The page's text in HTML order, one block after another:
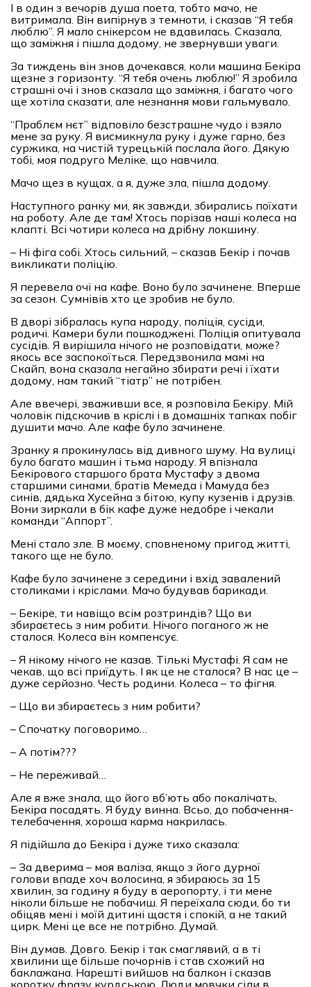
І в один з вечорів душа поета, тобто мачо, не
витримала. Він випірнув з темноти, і сказав “Я тебя
люблю”. Я мало снікерсом не вдавилась. Сказала,
що заміжня і пішла додому, не звернувши уваги.
За тиждень він знов дочекався, коли машина Бекіра
щезне з горизонту. “Я тебя очень люблю!” Я зробила
страшні очі і знов сказала що заміжня, і багато чого
ще хотіла сказати, але незнання мови гальмувало.
“Праблєм нєт” відповіло безстрашне чудо і взяло
мене за руку. Я висмикнула руку і дуже гарно, без
суржика, на чистій турецькій послала його. Дякую
тобі, моя подруго Меліке, що навчила.
Мачо щез в кущах, а я, дуже зла, пішла додому.
Наступного ранку ми, як завжди, збирались поїхати
на роботу. Але де там! Хтось порізав наші колеса на
клапті. Всі чотири колеса на дрібну локшину.
– Ні фіга собі. Хтось сильний, – сказав Бекір і почав
викликати поліцію.
Я перевела очі на кафе. Воно було зачинене. Вперше
за сезон. Сумнівів хто це зробив не було.
В дворі зібралась купа народу, поліція, сусіди,
родичі. Камери були пошкоджені. Поліція опитувала
сусідів. Я вирішила нічого не розповідати, може?
якось все заспокоїться. Передзвонила мамі на
Скайп, вона сказала негайно збирати речі і їхати
додому, нам такий “тіатр” не потрібен.
Але ввечері, зваживши все, я розповіла Бекіру. Мій
чоловік підскочив в кріслі і в домашніх тапках побіг
душити мачо. Але кафе було зачинене.
Зранку я прокинулась від дивного шуму. На вулиці
було багато машин і тьма народу. Я впізнала
Бекірового старшого брата Мустафу з двома
старшими синами, братів Мемеда і Мамуда без
синів, дядька Хусейна з бітою, купу кузенів і друзів.
Вони зиркали в бік кафе дуже недобре і чекали
команди “Аппорт”.
Мені стало зле. В моєму, сповненому пригод житті,
такого ще не було.
Кафе було зачинене з середини і вхід завалений
столиками і кріслами. Мачо будував барикади.
– Бекіре, ти навіщо всім розтриндів? Що ви
збираєтесь з ним робити. Нічого поганого ж не
сталося. Колеса він компенсує.
– Я нікому нічого не казав. Тількі Мустафі. Я сам не
чекав, що всі приїдуть. І як це не сталося? В нас це –
дуже серйозно. Честь родини. Колеса – то фігня.
– Що ви збираєтесь з ним робити?
– Спочатку поговоримо…
– А потім???
– Не переживай…
Але я вже знала, що його вб’ють або покалічать,
Бекіра посадять. Я буду винна. Всьо, до побачення-
телебачення, хороша карма накрилась.
Я підійшла до Бекіра і дуже тихо сказала:
– За дверима – моя валіза, якщо з його дурної
голови впаде хоч волосина, я збираюсь за 15
хвилин, за годину я буду в аеропорту, і ти мене
ніколи більше не побачиш. Я переїхала сюди, бо ти
обіцяв мені і моїй дитині щастя і спокій, а не такий
цирк. Мені це все не потрібно. Думай.
Він думав. Довго. Бекір і так смаглявий, а в ті
хвилини ще більше почорнів і став схожий на
баклажана. Нарешті вийшов на балкон і сказав